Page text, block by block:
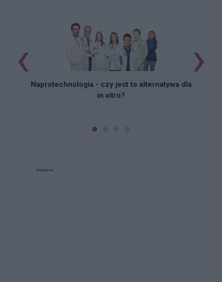
Naprotechnologia - czy jest to alternatywa dla
in vitro?
‹ ›
Reklama: